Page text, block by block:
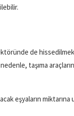
de
taşıma
eşyaların miktarına